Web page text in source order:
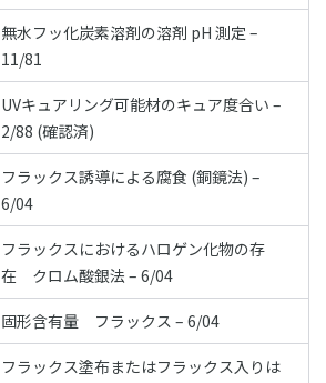
無水フッ化炭素溶剤の溶剤 pH 測定 –
11/81
UVキュアリング可能材のキュア度合い –
2/88 (確認済)
フラックス誘導による腐食 (銅鏡法) –
6/04
フラックスにおけるハロゲン化物の存
在 クロム酸銀法 – 6/04
固形含有量 フラックス – 6/04
フラックス塗布またはフラックス入りは